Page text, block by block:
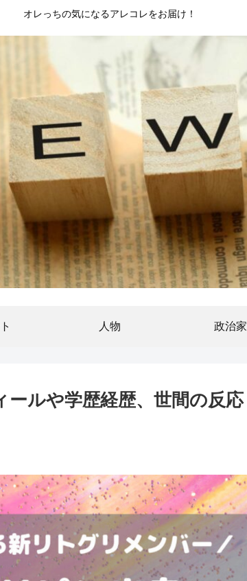
オレっちの気になるアレコレをお届け！
人物 政治家
ルや学歴経歴、世間の反応